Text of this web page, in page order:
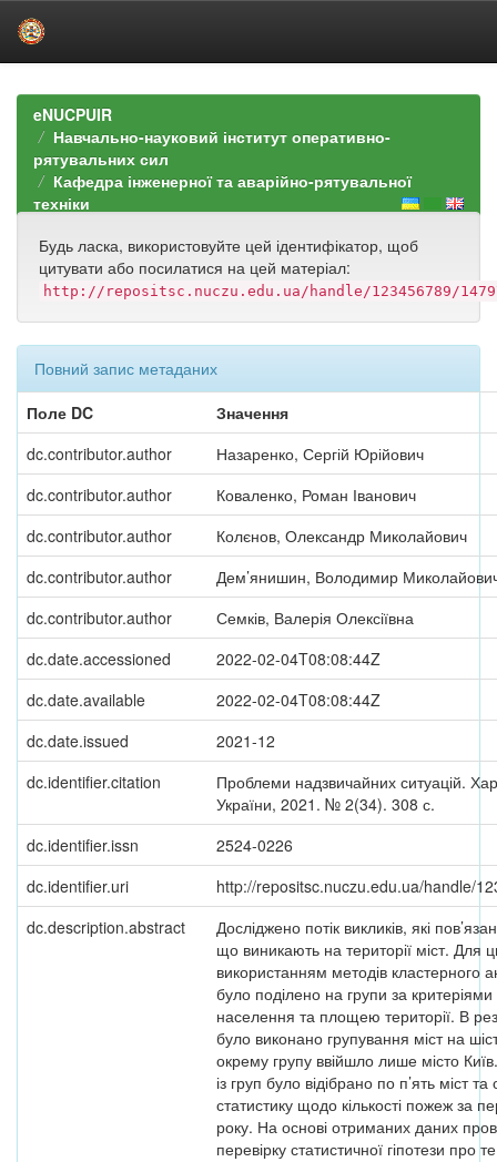
navigationeNUCPUIR
Навчально-науковий інститут оперативно-
рятувальних сил
Кафедра інженерної та аварійно-рятувальної
техніки
Будь ласка, використовуйте цей ідентифікатор, щоб
цитувати або посилатися на цей матеріал:
http://repositsc.nuczu.edu.ua/handle/123456789/
Повний запис метаданих
Поле DC
Значення
dc.contributor.author
Назаренко, Сергій Юрійович
dc.contributor.author
Коваленко, Роман Іванович
dc.contributor.author
Колєнов, Олександр Миколайович
dc.contributor.author
Дем’янишин, Володимир
dc.contributor.author
Семків, Валерія Олексіївна
dc.date.accessioned
2022-02-04T08:08:44Z
dc.date.available
2022-02-04T08:08:44Z
dc.date.issued
2021-12
dc.identifier.citation
Проблеми надзвичайних ситуацій.
України, 2021. № 2(34). 308 с.
dc.identifier.issn
2524-0226
dc.identifier.uri
http://repositsc.nuczu.edu.ua/handle/
dc.description.abstract
Досліджено потік викликів, які
що виникають на території міст. Для
використанням методів кластерного
було поділено на групи за критеріями
населення та площею території. В
було виконано групування міст на
окрему групу ввійшло лише місто
із груп було відібрано по п’ять міст
статистику щодо кількості пожеж за
року. На основі отриманих даних
перевірку статистичної гіпотези про